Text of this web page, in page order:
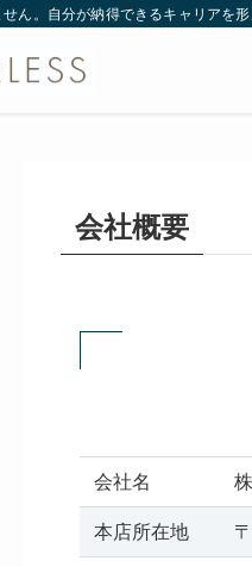
ん。自分が納得できるキャリアを形
会社概要
会社名
本店所在地